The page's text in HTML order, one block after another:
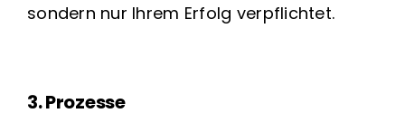
sondern nur Ihrem Erfolg verpflichtet.
3. Prozesse